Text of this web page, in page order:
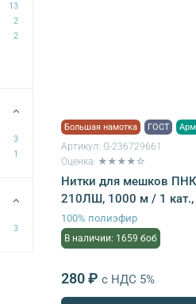
Большая намотка ГОСТ
Артикул: G-236729661
Оценка: ★★★★☆
Нитки для мешков
210ЛШ, 1000 м / 1
100% полиэфир
В наличии: 1659 боб
280 ₽ с НДС 5%
13
2
2
3
1
3